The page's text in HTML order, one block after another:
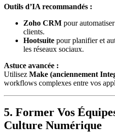
Outils d’IA recommandés :
Zoho CRM pour
clients.
Hootsuite pour planifier et
les réseaux sociaux.
Astuce avancée :
Utilisez Make (anciennement
workflows complexes entre vos
5. Former Vos
Culture Numérique